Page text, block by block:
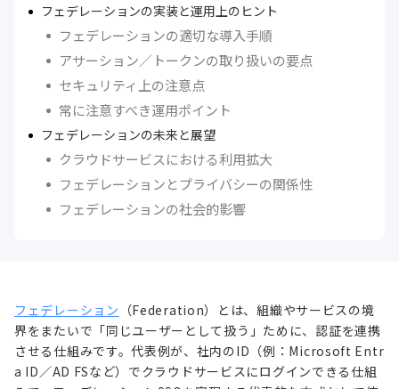
フェデレーションの実装と運用上のヒント
フェデレーションの適切な導入手順
アサーション／トークンの取り扱いの要点
セキュリティ上の注意点
常に注意すべき運用ポイント
フェデレーションの未来と展望
クラウドサービスにおける利用拡大
フェデレーションとプライバシーの関係性
フェデレーションの社会的影響
フェデレーション （Federation）とは、組織やサービスの境
界をまたいで「同じユーザーとして扱う」ために、認証を連携
させる仕組みです。代表例が、社内のID（例：Microsoft Entr
a ID／AD FSなど）でクラウドサービスにログインできる仕組